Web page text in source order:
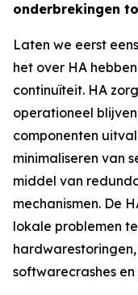
onderbrekingen
Laten we eerst
het over HA
continuïteit. HA
operationeel
componenten
minimaliseren van
middel van
mechanismen. De
lokale problemen
softwarecrashes